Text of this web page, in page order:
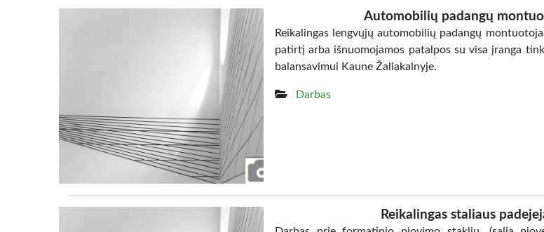
Automobilių padangų
Reikalingas lengvųjų automobilių padangų
patirtį arba išnuomojamos patalpos su visa įranga
balansavimui Kaune Žaliakalnyje.
Darbas
Reikalingas staliaus